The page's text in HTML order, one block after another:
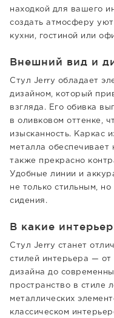
находкой для вашего
создать атмосферу
кухни, гостиной или
Внешний вид и
Стул Jerry обладает
дизайном, который
взгляда. Его обивка
в оливковом оттенке,
изысканность. Каркас
металла обеспечивает
также прекрасно
Удобные линии и
не только стильным,
сидения.
В какие
Стул Jerry станет
стилей интерьера — от
дизайна до
пространство в стиле
металлических
классическом